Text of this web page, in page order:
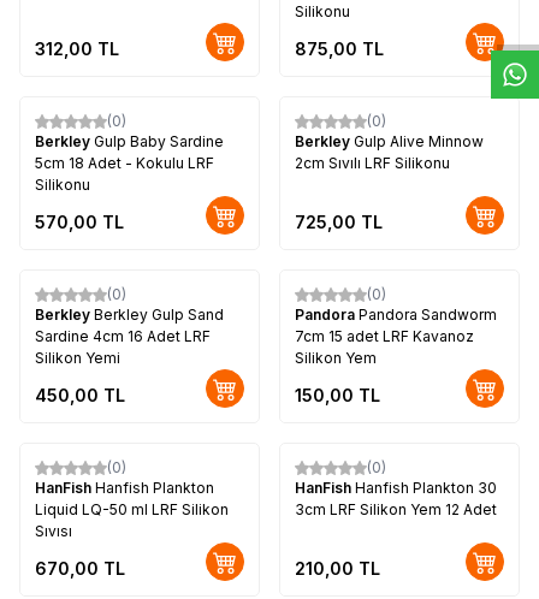
312,00 TL
Silikonu
875,00 TL
(0)
Berkley Gulp Baby Sardine
5cm 18 Adet - Kokulu LRF
Silikonu
570,00 TL
(0)
Berkley Gulp Alive Minnow
2cm Sıvılı LRF Silikonu
725,00 TL
Yeni
(0)
Berkley Berkley Gulp Sand
Sardine 4cm 16 Adet LRF
Silikon Yemi
450,00 TL
Yeni
(0)
Pandora Pandora Sandworm
7cm 15 adet LRF Kavanoz
Silikon Yem
150,00 TL
(0)
HanFish Hanfish Plankton
Liquid LQ-50 ml LRF Silikon
Sıvısı
670,00 TL
(0)
HanFish Hanfish Plankton 30
3cm LRF Silikon Yem 12 Adet
210,00 TL